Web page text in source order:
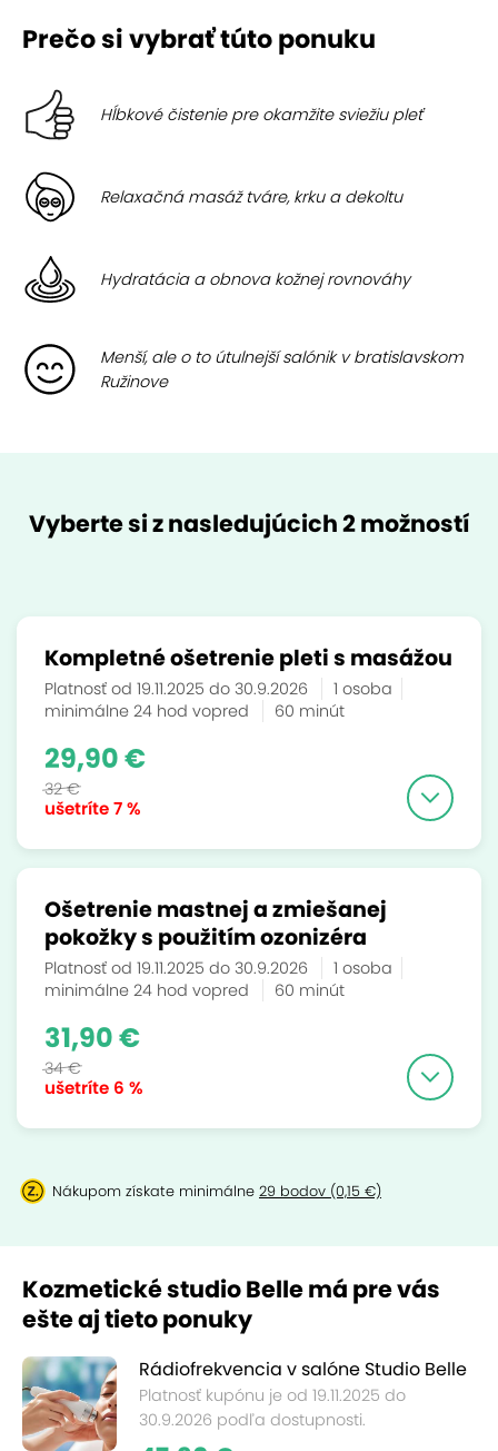
Prečo si vybrať túto ponuku
Hĺbkové čistenie pre okamžite sviežiu pleť
Relaxačná masáž tváre, krku a dekoltu
Hydratácia a obnova kožnej rovnováhy
Menší, ale o to útulnejší salónik v bratislavskom
Ružinove
Vyberte si z nasledujúcich 2 možností
Kompletné ošetrenie pleti s masážou
Platnosť od 19.11.2025 do 30.9.2026
1 osoba
minimálne 24 hod vopred
60 minút
ušetríte7 %
29,90 €
32 €
Ošetrenie mastnej a zmiešanej
pokožky s použitím ozonizéra
Platnosť od 19.11.2025 do 30.9.2026
1 osoba
minimálne 24 hod vopred
60 minút
ušetríte 6 %
31,90 €
34 €
Nákupom získate minimálne 29 bodov (0,15 €)
Kozmetické studio Belle má pre vás
ešte aj tieto ponuky
Rádiofrekvencia v salóne Studio Belle
Platnosť kupónu je od 19.11.2025 do
30.9.2026 podľa dostupnosti.